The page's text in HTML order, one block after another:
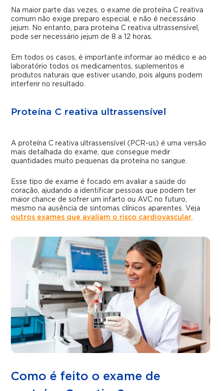
Na maior parte das vezes, o exame de proteína C reativa
comum não exige preparo especial, e não é necessário
jejum. No entanto, para proteína C reativa ultrassensível,
pode ser necessário jejum de 8 a 12 horas.
Em todos os casos, é importante informar ao médico e ao
laboratório todos os medicamentos, suplementos e
produtos naturais que estiver usando, pois alguns podem
interferir no resultado.
Proteína C reativa ultrassensível
A proteína C reativa ultrassensível (PCR-us) é uma versão
mais detalhada do exame, que consegue medir
quantidades muito pequenas da proteína no sangue.
Esse tipo de exame é focado em avaliar a saúde do
coração, ajudando a identificar pessoas que podem ter
maior chance de sofrer um infarto ou AVC no futuro,
mesmo na ausência de sintomas clínicos aparentes. Veja
outros exames que avaliam o risco cardiovascular.
Como é feito o exame de